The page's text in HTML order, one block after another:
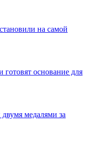
на самой
готовят основание для
медалями за